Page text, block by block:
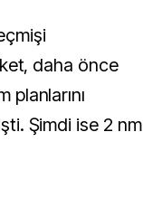
daha önce
Şimdi ise 2 nm